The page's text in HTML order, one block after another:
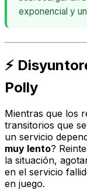
exponencial y
⚡
Polly
Mientras que los
transitorios que
un servicio
muy lento?
la situación,
en el servicio
en juego.